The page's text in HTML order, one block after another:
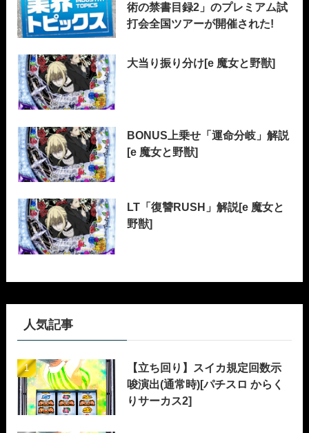
術の禁書目録2」のプレミアム試
打会全国ツアーが開催された!
大当り振り分け[e 魔女と野獣]
BONUS上乗せ「運命分岐」解説
[e 魔女と野獣]
LT「復讐RUSH」解説[e 魔女と
野獣]
人気記事
【立ち回り】スイカ規定回数示
唆演出(通常時)[パチスロ からく
りサーカス2]